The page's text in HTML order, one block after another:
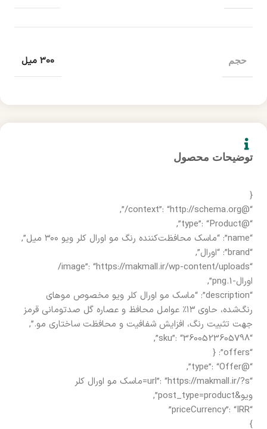
توضیحات محصول
{
“@context”: “http://schema.org/”,
“@type”: “Product”,
“name”: “ماسک محافظت‌کننده رنگ مو اورال کلر ویو ۳۰۰ میل”,
“brand”: “اورال”,
“image”: “https://makmall.ir/wp-content/uploads/
اورال-1.png”,
“description”: “ماسک مو اورال کلر ویو مخصوص موهای
رنگ‌شده، حاوی ۱۳٪ عوامل محافظ و عصاره گل صدتومانی قرمز
جهت تثبیت رنگ، افزایش شفافیت و محافظت ساختاری مو.”,
“sku”: “3600523605798”,
“offers”: {
“@type”: “Offer”,
“url”: “https://makmall.ir/?s=ماسک مو اورال کلر
ویو&post_type=product”,
“priceCurrency”: “IRR”
}
حجم 300 میل